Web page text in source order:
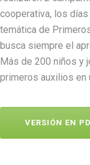
cooperativa, los
temática de
busca siempre el
Más de 200 niños y
primeros auxilios en
VERSIÓN EN